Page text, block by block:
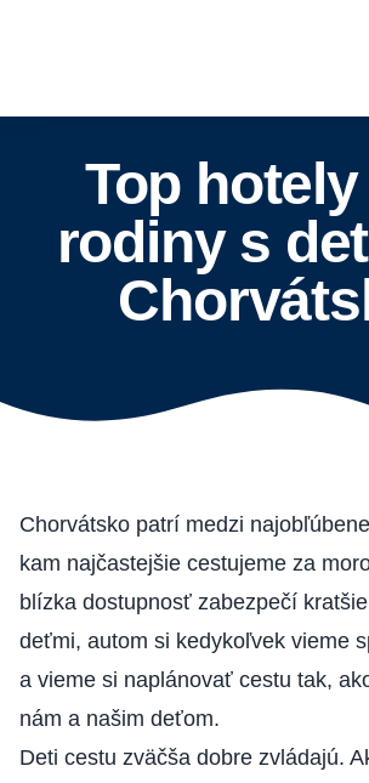
Top
rodiny s
Chorvátsko patrí medzi
kam najčastejšie cestujeme za
blízka dostupnosť zabezpečí
deťmi, autom si kedykoľvek vieme
a vieme si naplánovať cestu tak,
nám a našim deťom.
Deti cestu zväčša dobre zvládajú.